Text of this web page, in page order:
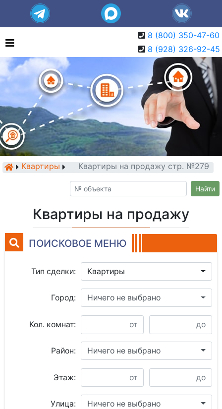
8 (800) 350-47-60
8 (928) 326-92-45
Квартиры Квартиры на продажу стр. №279
Найти
Квартиры на продажу
ПОИСКОВОЕ МЕНЮ
Тип сделки: Квартиры
Город: Ничего не выбрано
Кол. комнат:
Район: Ничего не выбрано
Этаж:
Улица: Ничего не выбрано